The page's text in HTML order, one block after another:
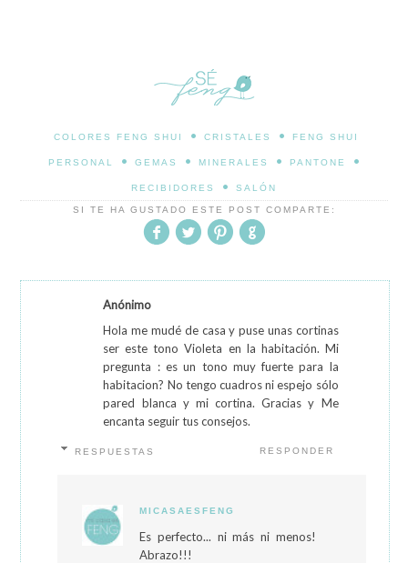
COLORES FENG SHUI • CRISTALES • FENG SHUI
PERSONAL • GEMAS • MINERALES • PANTONE •
RECIBIDORES • SALÓN
SI TE HA GUSTADO ESTE POST COMPARTE:
Anónimo
Hola me mudé de casa y puse unas cortinas
ser este tono Violeta en la habitación. Mi
pregunta : es un tono muy fuerte para la
habitacion? No tengo cuadros ni espejo sólo
pared blanca y mi cortina. Gracias y Me
encanta seguir tus consejos.
RESPONDER
RESPUESTAS
MICASAESFENG
Es perfecto... ni más ni menos!
Abrazo!!!